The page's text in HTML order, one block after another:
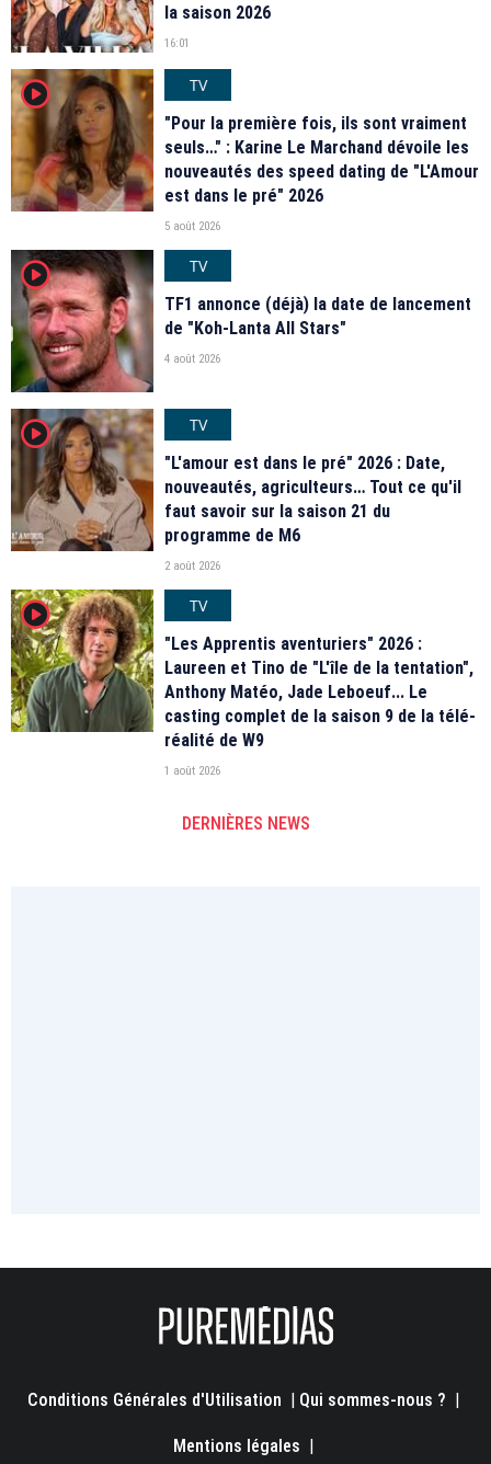
la saison 2026
16:01
player2
TV
"Pour la première fois, ils sont vraiment
seuls…" : Karine Le Marchand dévoile les
nouveautés des speed dating de "L'Amour
est dans le pré" 2026
5 août 2026
player2
TV
TF1 annonce (déjà) la date de lancement
de "Koh-Lanta All Stars"
4 août 2026
player2
TV
"L'amour est dans le pré" 2026 : Date,
nouveautés, agriculteurs… Tout ce qu'il
faut savoir sur la saison 21 du
programme de M6
2 août 2026
player2
TV
"Les Apprentis aventuriers" 2026 :
Laureen et Tino de "L'île de la tentation",
Anthony Matéo, Jade Leboeuf... Le
casting complet de la saison 9 de la télé-
réalité de W9
1 août 2026
DERNIÈRES NEWS
Conditions Générales d'Utilisation | Qui sommes-nous ? |
Mentions légales |